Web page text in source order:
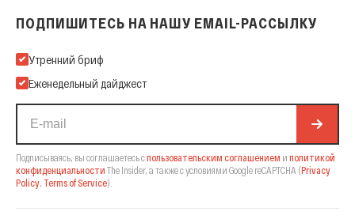
ПОДПИШИТЕСЬ НА НАШУ EMAIL-РАССЫЛКУ
Подпишитесь на нашу Email-рассылку
Утренний бриф
Еженедельный дайджест
Подписываясь, вы соглашаетесь спользовательским соглашением и политикой
конфиденциальности The Insider, а также с условиями Google reCAPTCHA (Privacy
Policy, Terms of Service).